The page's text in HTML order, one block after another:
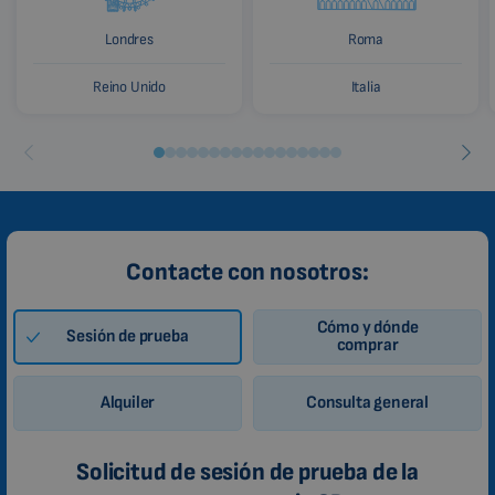
Londres
Reino Unido
Roma
Italia
Contacte con nosotros:
Sesión de prueba
Cómo y dónde
comprar
Alquiler Consulta general
Solicitud de sesión de prueba de la